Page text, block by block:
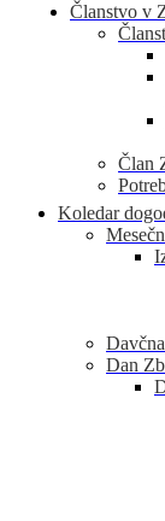
Članstvo v
Član
Koledar
Dan